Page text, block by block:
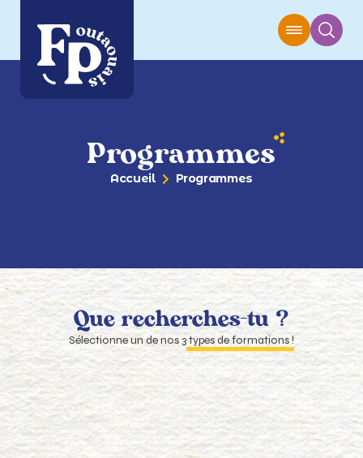
Programmes
Accueil Programmes
Que recherches-tu ?
Sélectionne un de nos 3types de formations !